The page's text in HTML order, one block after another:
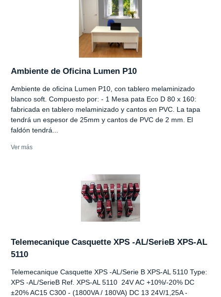
Ambiente de Oficina Lumen P10
Ambiente de oficina Lumen P10, con tablero melaminizado
blanco soft. Compuesto por: - 1 Mesa pata Eco D 80 x 160:
fabricada en tablero melaminizado y cantos en PVC. La tapa
tendrá un espesor de 25mm y cantos de PVC de 2 mm. El
faldón tendrá...
Ver más
Telemecanique Casquette XPS -AL/SerieB XPS-AL
5110
Telemecanique Casquette XPS -AL/Serie B XPS-AL 5110 Type:
XPS -AL/SerieB Ref. XPS-AL 5110 24V AC +10%/-20% DC
±20% AC15 C300 - (1800VA / 180VA) DC 13 24V/1,25A -